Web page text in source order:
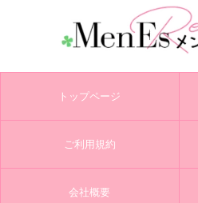
トップページ
ご利用規約
会社概要